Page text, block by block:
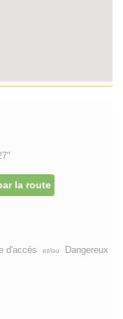
la route
d'accès et/ou Dangereux